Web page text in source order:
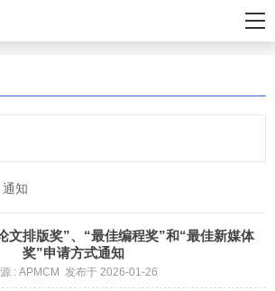
通知
文排版奖”、“最佳编程奖”和“最佳新媒体
奖”申请方式通知
: APMCM 发布于 2026-01-26